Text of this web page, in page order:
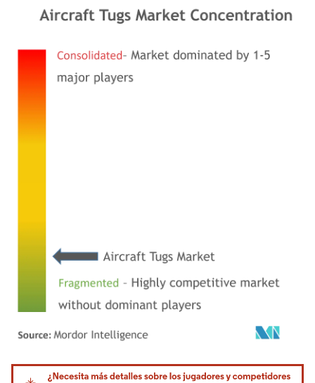
Imagen © Mordor Intelligence. El uso requiere atribución según CC BY 4.0.